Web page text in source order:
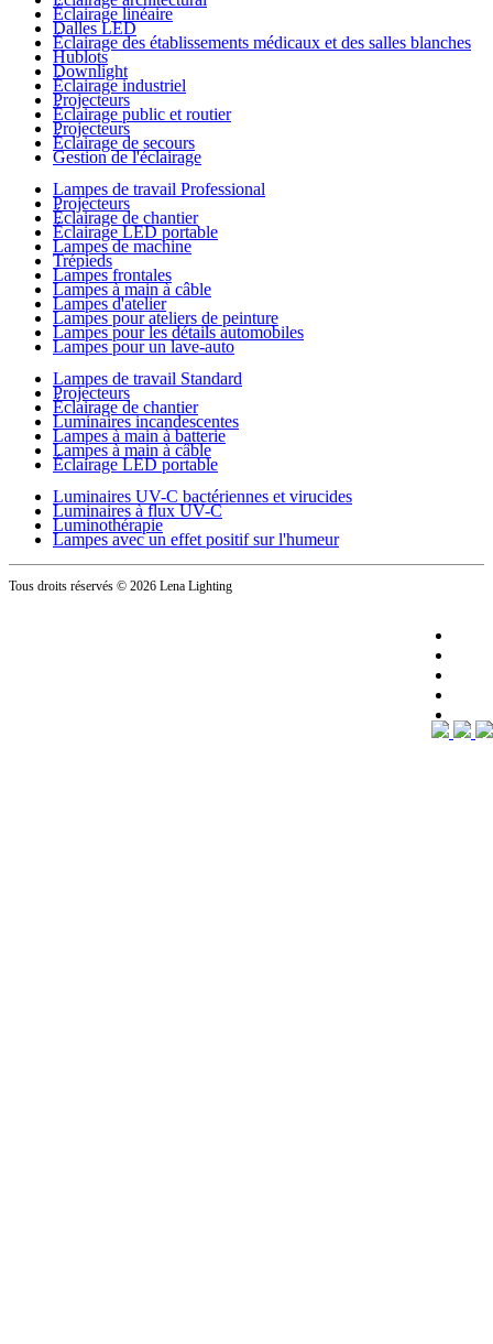
Éclairage linéaire
Dalles LED
Éclairage des établissements médicaux et des salles blanches
Hublots
Downlight
Éclairage industriel
Projecteurs
Éclairage public et routier
Projecteurs
Éclairage de secours
Gestion de l'éclairage
Lampes de travail Professional
Projecteurs
Éclairage de chantier
Éclairage LED portable
Lampes de machine
Trépieds
Lampes frontales
Lampes à main à câble
Lampes d'atelier
Lampes pour ateliers de peinture
Lampes pour les détails automobiles
Lampes pour un lave-auto
Lampes de travail Standard
Projecteurs
Éclairage de chantier
Luminaires incandescentes
Lampes à main à batterie
Lampes à main à câble
Éclairage LED portable
Luminaires UV-C bactériennes et virucides
Luminaires à flux UV-C
Luminothérapie
Lampes avec un effet positif sur l'humeur
Tous droits réservés © 2026 Lena Lighting